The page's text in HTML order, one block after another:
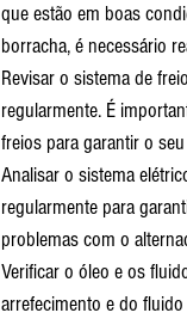
que estão em boas
borracha, é necessário
Revisar o sistema de
regularmente. É
freios para garantir o
Analisar o sistema
regularmente para
problemas com o
Verificar o óleo e os
arrefecimento e do